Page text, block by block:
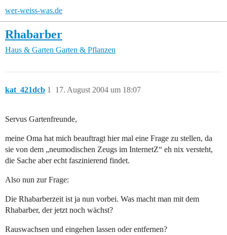
wer-weiss-was.de
Rhabarber
Haus & Garten Garten & Pflanzen
kat_421dcb 17. August 2004 um 18:07
1
Servus Gartenfreunde,
meine Oma hat mich beauftragt hier mal eine Frage zu stellen, da
sie von dem „neumodischen Zeugs im InternetZ“ eh nix versteht,
die Sache aber echt faszinierend findet.
Also nun zur Frage:
Die Rhabarberzeit ist ja nun vorbei. Was macht man mit dem
Rhabarber, der jetzt noch wächst?
Rauswachsen und eingehen lassen oder entfernen?